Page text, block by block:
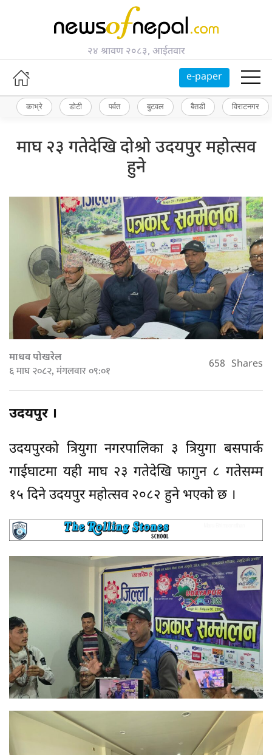
२४ श्रावण २०८३, आईतवार
e-paper
काभ्रे डोटी पर्वत बुटवल बैतडी विराटनगर
माघ २३ गतेदेखि दोश्रो उदयपुर महोत्सव
हुने
माधव पोखरेल
६ माघ २०८२, मंगलवार ०९:०१ 658 Shares
उदयपुर ।
उदयपुरको त्रियुगा नगरपालिका ३ त्रियुगा बसपार्क
गाईघाटमा यही माघ २३ गतेदेखि फागुन ८ गतेसम्म
१५ दिने उदयपुर महोत्सव २०८२ हुने भएको छ ।